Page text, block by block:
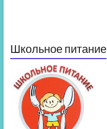
Школьное питание